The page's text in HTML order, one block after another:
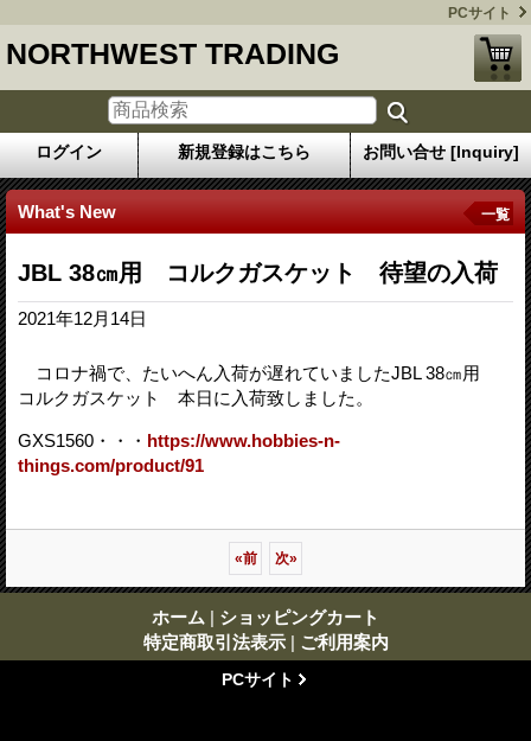
PCサイト
NORTHWEST TRADING
ログイン 新規登録はこちら お問い合せ [Inquiry]
What's New 一覧
JBL 38㎝用 コルクガスケット 待望の入荷
2021年12月14日
コロナ禍で、たいへん入荷が遅れていましたJBL 38㎝用
コルクガスケット 本日に入荷致しました。
GXS1560・・・ https://www.hobbies-n-
things.com/product/91
«前 次»
ホーム | ショッピングカート
特定商取引法表示 | ご利用案内
PCサイト